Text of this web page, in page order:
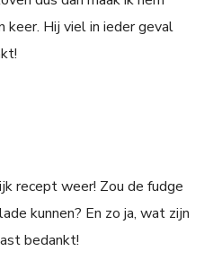
keer. Hij viel in ieder geval
recept weer! Zou de fudge
kunnen? En zo ja, wat zijn
bedankt!